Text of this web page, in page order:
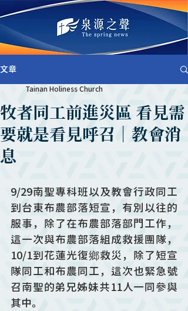
文章
牧者同工前進災區 看見需
要就是看見呼召｜教會消
息
Tainan Holiness Church
9/29南聖專科班以及教會行政同工
到台東布農部落短宣，有別以往的
服事，除了在布農部落部門工作，
這一次與布農部落組成救援團隊，
10/1到花蓮光復鄉救災，除了短宣
隊同工和布農同工，這次也緊急號
召南聖的弟兄姊妹共11人一同參與
其中。